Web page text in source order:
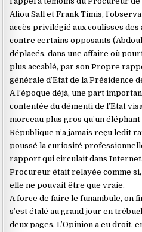
Aliou Sall et Frank Timis,
accès privilégié aux coulisses des
contre certains opposants
déplacés, dans une affaire où
plus accablé, par son Propre
générale d’Etat de la Présidence
A l’époque déjà, une part
contentée du démenti de l’Etat
morceau plus gros qu’un
République n’a jamais reçu ledit
poussé la curiosité
rapport qui circulait dans
Procureur était relayée comme
elle ne pouvait être que vraie.
A force de faire le funambule, on
s’est étalé au grand jour en
deux pages. L’Opinion a eu droit,